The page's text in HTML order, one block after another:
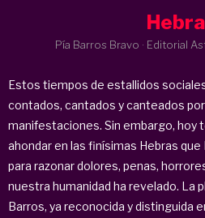
Pía Barros Bravo · Editorial
Estos tiempos de estallidos
contados, cantados y canteados
manifestaciones. Sin embargo, hoy
ahondar en las finísimas Hebras
para razonar dolores, penas,
nuestra humanidad ha revelado. La
Barros, ya reconocida y distinguida